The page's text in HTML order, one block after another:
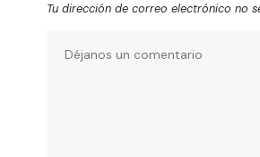
Tu dirección de correo electrónico no